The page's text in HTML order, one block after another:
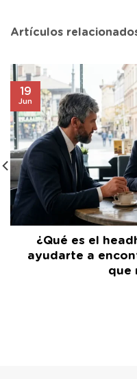
Artículos
¿Qué es el
ayudarte a
que
19
Jun